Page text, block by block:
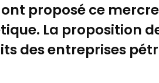
ont proposé ce
La proposition
des entreprises